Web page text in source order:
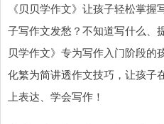
《贝贝学作文》让孩子轻松掌
子写作文发愁？不知道写什么、
贝学作文》专为写作入门阶段的
化繁为简讲透作文技巧，让孩子
上表达、学会写作！